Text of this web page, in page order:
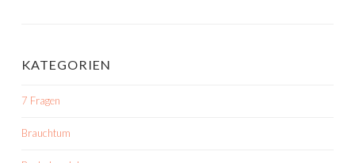
KATEGORIEN
7 Fragen
Brauchtum